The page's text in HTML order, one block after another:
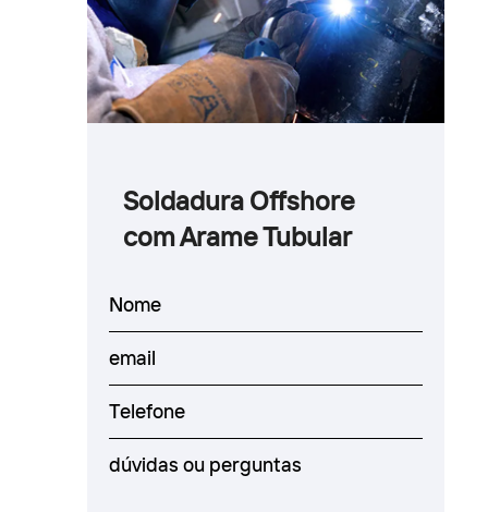
Soldadura Offshore
com Arame Tubular